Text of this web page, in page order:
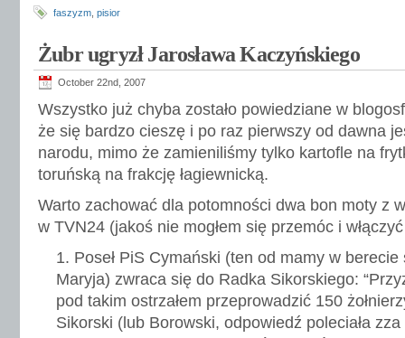
faszyzm pisior
Żubr ugryzł Jarosława Kaczyńskiego
October 22nd, 2007
Wszystko już chyba zostało powiedziane w
że się bardzo cieszę i po raz pierwszy od dawna
narodu, mimo że zamieniliśmy tylko kartofle na
toruńską na frakcję łagiewnicką.
Warto zachować dla potomności dwa bon moty z
w TVN24 (jakoś nie mogłem się przemóc i
Poseł PiS Cymański (ten od mamy w berecie
Maryja) zwraca się do Radka Sikorskiego:
pod takim ostrzałem przeprowadzić 150
Sikorski (lub Borowski, odpowiedź poleciała